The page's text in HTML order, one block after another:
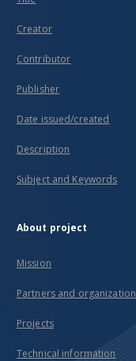
Creator
Contributor
Publisher
Date issued/created
Description
Subject and Keywords
About project
Mission
Partners and organization
Projects
Technical information